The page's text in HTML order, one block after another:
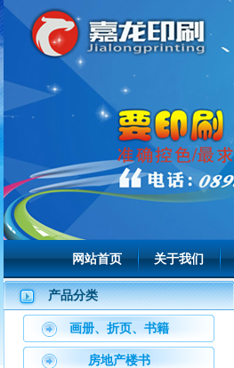
网站首页 关于我们
产品分类
画册、折页、书籍
房地产楼书